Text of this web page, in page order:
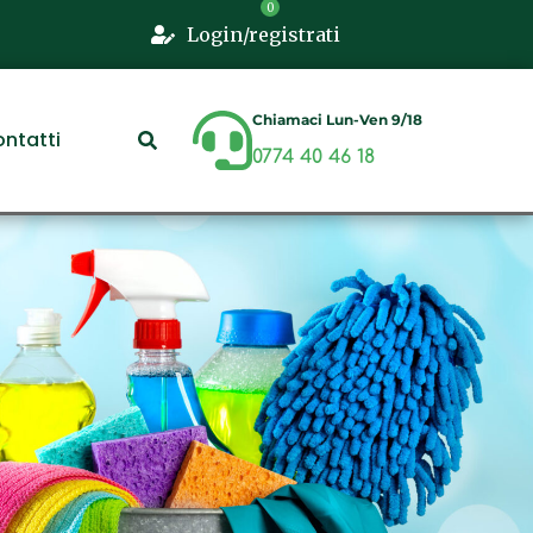
Login/registrati
Chiamaci Lun-Ven 9/18
0774 40 46 18